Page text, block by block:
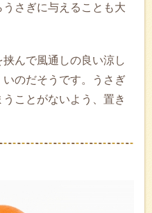
さぎに与えることも大
んで風通しの良い涼し
のだそうです。うさぎ
ことがないよう、置き